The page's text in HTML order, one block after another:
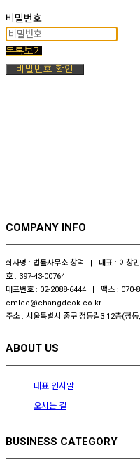
비밀번호
목록보기
비밀번호 확인
COMPANY INFO
회사명 : 법률사무소 창덕 | 대표 : 이
호 : 397-43-00764
대표번호 : 02-2088-6444 | 팩스 :
cmlee@changdeok.co.kr
주소 : 서울특별시 중구 정동길3 12층(정
ABOUT US
대표 인사말
오시는 길
BUSINESS CATEGORY